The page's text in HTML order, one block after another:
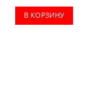
В КОРЗИНУ